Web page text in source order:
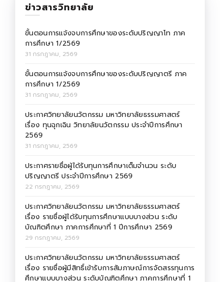
ข่าวสารวิทยาลัย
ขั้นตอนการแจ้งจบการศึกษาของระดับปริญญาโท ภาค
การศึกษา 1/2569
31 กรกฎาคม, 2569
ขั้นตอนการแจ้งจบการศึกษาของระดับปริญญาตรี ภาค
การศึกษา 1/2569
31 กรกฎาคม, 2569
ประกาศวิทยาลัยนวัตกรรม มหาวิทยาลัยธรรมศาสตร์
เรื่อง ทุนฉุกเฉิน วิทยาลัยนวัตกรรม ประจำปีการศึกษา
2569
31 กรกฎาคม, 2569
ประกาศรายชื่อผู้ได้รับทุนการศึกษาเต็มจำนวน ระดับ
ปริญญาตรี ประจำปีการศึกษา 2569
22 กรกฎาคม, 2569
ประกาศวิทยาลัยนวัตกรรม มหาวิทยาลัยธรรมศาสตร์
เรื่อง รายชื่อผู้ได้รับทุนการศึกษาแบบบางส่วน ระดับ
บัณฑิตศึกษา ภาคการศึกษาที่ 1 ปีการศึกษา 2569
29 กรกฎาคม, 2569
ประกาศวิทยาลัยนวัตกรรม มหาวิทยาลัยธรรมศาสตร์
เรื่อง รายชื่อผู้มีสิทธิ์เข้ารับการสัมภาษณ์การจัดสรรทุนการ
ศึกษาแบบบางส่วน ระดับบัณฑิตศึกษา ภาคการศึกษาที่ 1